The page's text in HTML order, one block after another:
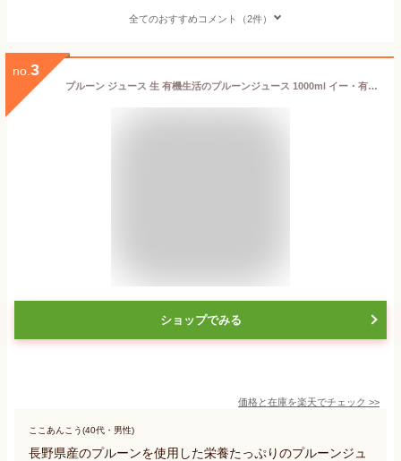
全てのおすすめコメント（2件）
no. 3
プルーン ジュース 生 有機生活のプルーンジュース 1000ml イー・有機生活
ショップでみる
価格と在庫を楽天でチェック >>
ここあんこう(40代・男性)
長野県産のプルーンを使用した栄養たっぷりのプルーンジュ